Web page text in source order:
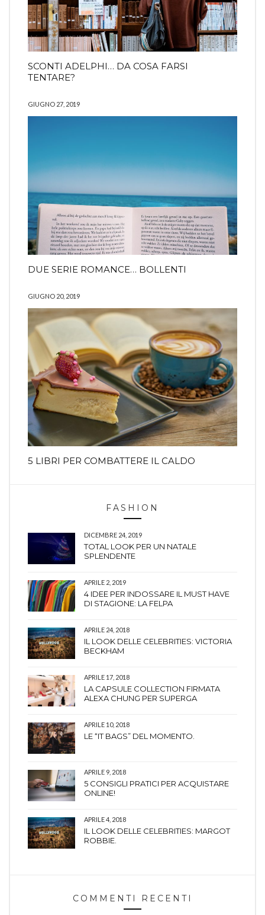
SCONTI ADELPHI… DA COSA FARSI
TENTARE?
GIUGNO 27, 2019
DUE SERIE ROMANCE… BOLLENTI
GIUGNO 20, 2019
5 LIBRI PER COMBATTERE IL CALDO
FASHION
DICEMBRE 24, 2019
TOTAL LOOK PER UN NATALE
SPLENDENTE
APRILE 2, 2019
4 IDEE PER INDOSSARE IL MUST HAVE
DI STAGIONE: LA FELPA
APRILE 24, 2018
IL LOOK DELLE CELEBRITIES: VICTORIA
BECKHAM
APRILE 17, 2018
LA CAPSULE COLLECTION FIRMATA
ALEXA CHUNG PER SUPERGA
APRILE 10, 2018
LE “IT BAGS” DEL MOMENTO.
APRILE 9, 2018
5 CONSIGLI PRATICI PER ACQUISTARE
ONLINE!
APRILE 4, 2018
IL LOOK DELLE CELEBRITIES: MARGOT
ROBBIE.
COMMENTI RECENTI